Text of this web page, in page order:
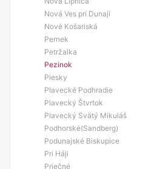
Nová Ves pri Dunaji
Nové Košariská
Pernek
Petržalka
Pezinok
Piesky
Plavecké Podhradie
Plavecký Štvrtok
Plavecký Svätý Mikuláš
Podhorské(Sandberg)
Podunajské Biskupice
Pri Háji
Priečné